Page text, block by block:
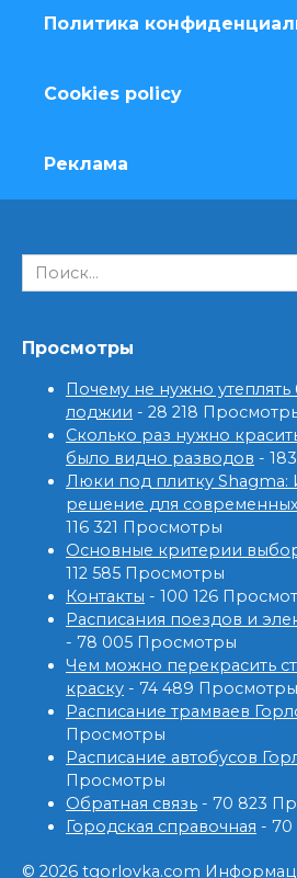
Политика
Cookies policy
Реклама
Search
for:
Просмотры
Почему не нужно
лоджии - 28 218
Сколько раз нужно
было видно разводов -
Люки под плитку
решение для
116 321 Просмотры
Основные критерии
112 585 Просмотры
Контакты - 100 126
Расписания поездов и
- 78 005 Просмотры
Чем можно перекрасить
краску - 74 489 Просмотры
Расписание трамваев
Просмотры
Расписание автобусов
Просмотры
Обратная связь - 70 823
Городская справочная - 70
© 2026 tgorlovka.com